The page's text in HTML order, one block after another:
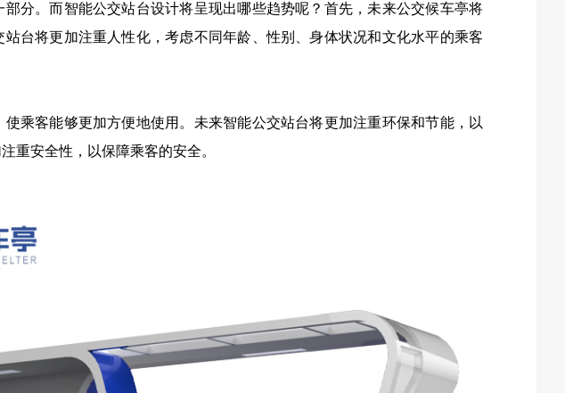
分。而智能公交站台设计将呈现出哪些趋势呢？首先，未来公交候车亭将
台将更加注重人性化，考虑不同年龄、性别、身体状况和文化水平的乘客
乘客能够更加方便地使用。未来智能公交站台将更加注重环保和节能，以
重安全性，以保障乘客的安全。